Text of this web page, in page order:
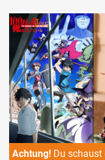
Achtung! Du schaust